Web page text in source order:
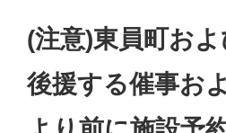
(注意)東員町お
後援する催事お